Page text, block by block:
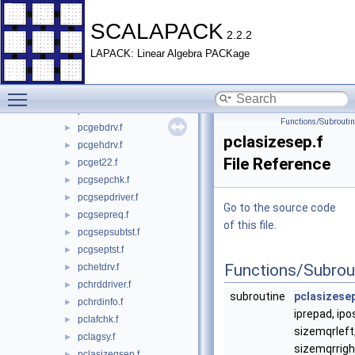
SCALAPACK 2.2.2
LAPACK: Linear Algebra PACKage
► SRC
▼ TESTING
▼ EIG
► pcbrddriver.f
► pcbrdinfo.f
► pcevcinfo.f
► pcgebdrv.f
► pcgehdrv.f
► pcget22.f
► pcgsepchk.f
► pcgsepdriver.f
► pcgsepreq.f
► pcgsepsubtst.f
► pcgseptst.f
► pchetdrv.f
► pchrddriver.f
► pchrdinfo.f
► pclafchk.f
► pclagsy.f
Functions/
pclasizesep.f
File Reference
Go to the source code
of this file.
Functions/
subroutine
iprepad,